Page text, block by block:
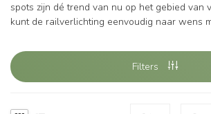
spots zijn dé trend van nu op het gebied van
kunt de railverlichting eenvoudig naar wens
Filters